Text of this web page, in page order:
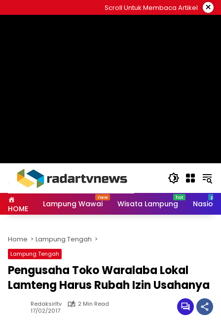
to
Scroll Untuk Membaca Artikel ×
HOME Lampung Wawai Wisata Lampung
Home Lampung Tengah
Lampung Tengah
Pengusaha Toko Waralaba Lokal
Lamteng Harus Rubah Izin Usahanya
Redaksirltv
2 Min Read
17/02/2017